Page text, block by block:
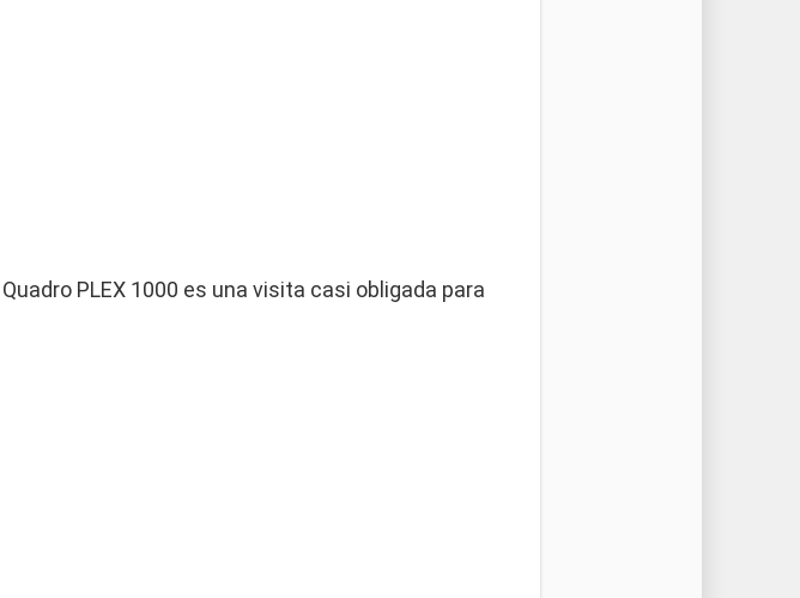
PLEX 1000 es una visita casi obligada para